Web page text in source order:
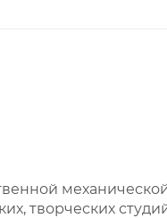
творческих